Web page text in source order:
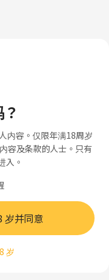
内容。仅限年满18周岁
容及条款的人士。只有
入。
岁并同意
岁